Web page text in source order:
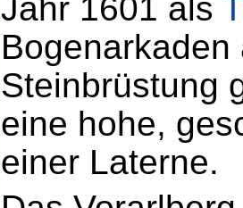
Jahr 1601 als
Steinbrüstung
eine hohe,
einer Laterne.